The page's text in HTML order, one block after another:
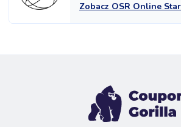
Zobacz OSR Online